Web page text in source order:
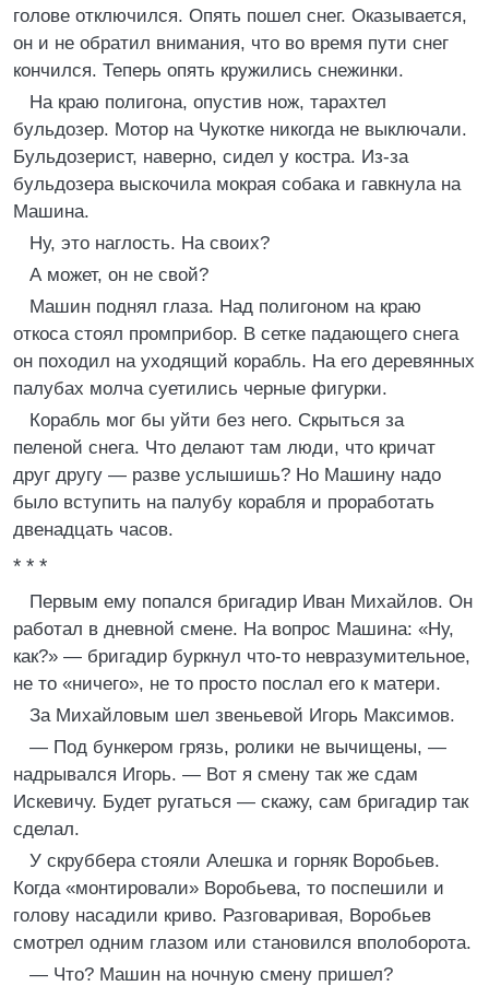
голове отключился. Опять пошел снег. Оказывается,
он и не обратил внимания, что во время пути снег
кончился. Теперь опять кружились снежинки.
На краю полигона, опустив нож, тарахтел
бульдозер. Мотор на Чукотке никогда не выключали.
Бульдозерист, наверно, сидел у костра. Из-за
бульдозера выскочила мокрая собака и гавкнула на
Машина.
Ну, это наглость. На своих?
А может, он не свой?
Машин поднял глаза. Над полигоном на краю
откоса стоял промприбор. В сетке падающего снега
он походил на уходящий корабль. На его деревянных
палубах молча суетились черные фигурки.
Корабль мог бы уйти без него. Скрыться за
пеленой снега. Что делают там люди, что кричат
друг другу — разве услышишь? Но Машину надо
было вступить на палубу корабля и проработать
двенадцать часов.
* * *
Первым ему попался бригадир Иван Михайлов. Он
работал в дневной смене. На вопрос Машина: «Ну,
как?» — бригадир буркнул что-то невразумительное,
не то «ничего», не то просто послал его к матери.
За Михайловым шел звеньевой Игорь Максимов.
— Под бункером грязь, ролики не вычищены, —
надрывался Игорь. — Вот я смену так же сдам
Искевичу. Будет ругаться — скажу, сам бригадир так
сделал.
У скруббера стояли Алешка и горняк Воробьев.
Когда «монтировали» Воробьева, то поспешили и
голову насадили криво. Разговаривая, Воробьев
смотрел одним глазом или становился вполоборота.
— Что? Машин на ночную смену пришел?